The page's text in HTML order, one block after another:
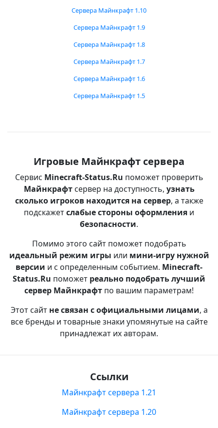
Сервера Майнкрафт 1.10
Сервера Майнкрафт 1.9
Сервера Майнкрафт 1.8
Сервера Майнкрафт 1.7
Сервера Майнкрафт 1.6
Сервера Майнкрафт 1.5
Игровые Майнкрафт сервера
Сервис Minecraft-Status.Ru поможет проверить
Майнкрафтсервер на доступность, узнать
сколько игроков находится на сервер, а также
подскажетслабые стороны оформления и
безопасности.
Помимо этого сайт поможет подобрать
идеальный режим игры или мини-игру нужной
версии и с определенным событием. Minecraft-
Status.Ru поможет реально подобрать лучший
сервер Майнкрафт по вашим параметрам!
Этот сайт не связан с официальными лицами, а
все бренды и товарные знаки упомянутые на сайте
принадлежат их авторам.
Ссылки
Майнкрафт сервера 1.21
Майнкрафт сервера 1.20